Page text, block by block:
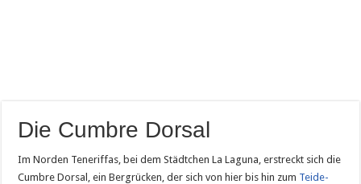
Die Cumbre Dorsal
Im Norden Teneriffas, bei dem Städtchen La Laguna, erstreckt sich die
Cumbre Dorsal, ein Bergrücken, der sich von hier bis hin zum Teide-